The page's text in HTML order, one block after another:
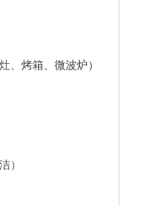
、烤箱、微波炉）
）